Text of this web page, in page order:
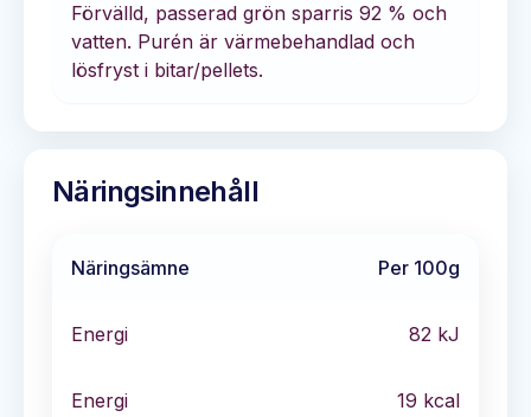
Förvälld, passerad grön sparris 92 % och
vatten. Purén är värmebehandlad och
lösfryst i bitar/pellets.
Näringsinnehåll
Näringsämne Per 100g
Energi 82 kJ
Energi 19 kcal